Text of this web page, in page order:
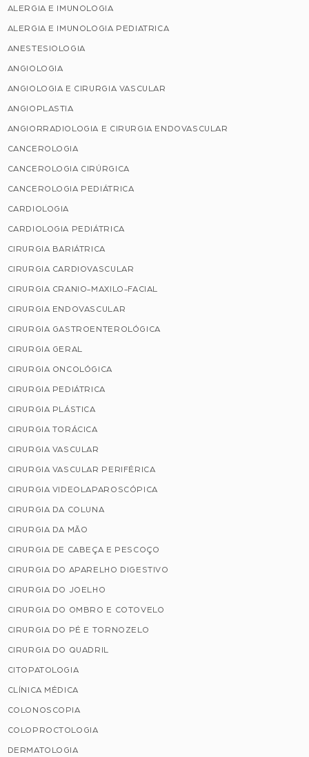
ALERGIA E IMUNOLOGIA
ALERGIA E IMUNOLOGIA PEDIATRICA
ANESTESIOLOGIA
ANGIOLOGIA
ANGIOLOGIA E CIRURGIA VASCULAR
ANGIOPLASTIA
ANGIORRADIOLOGIA E CIRURGIA ENDOVASCULAR
CANCEROLOGIA
CANCEROLOGIA CIRÚRGICA
CANCEROLOGIA PEDIÁTRICA
CARDIOLOGIA
CARDIOLOGIA PEDIÁTRICA
CIRURGIA BARIÁTRICA
CIRURGIA CARDIOVASCULAR
CIRURGIA CRANIO-MAXILO-FACIAL
CIRURGIA ENDOVASCULAR
CIRURGIA GASTROENTEROLÓGICA
CIRURGIA GERAL
CIRURGIA ONCOLÓGICA
CIRURGIA PEDIÁTRICA
CIRURGIA PLÁSTICA
CIRURGIA TORÁCICA
CIRURGIA VASCULAR
CIRURGIA VASCULAR PERIFÉRICA
CIRURGIA VIDEOLAPAROSCÓPICA
CIRURGIA DA COLUNA
CIRURGIA DA MÃO
CIRURGIA DE CABEÇA E PESCOÇO
CIRURGIA DO APARELHO DIGESTIVO
CIRURGIA DO JOELHO
CIRURGIA DO OMBRO E COTOVELO
CIRURGIA DO PÉ E TORNOZELO
CIRURGIA DO QUADRIL
CITOPATOLOGIA
CLÍNICA MÉDICA
COLONOSCOPIA
COLOPROCTOLOGIA
DERMATOLOGIA